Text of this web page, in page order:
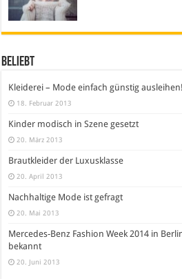
Beliebt
Kleiderei – Mode einfach günstig ausleihen!
18. Februar 2013
Kinder modisch in Szene gesetzt
20. März 2013
Brautkleider der Luxusklasse
20. April 2013
Nachhaltige Mode ist gefragt
20. Mai 2013
Mercedes-Benz Fashion Week 2014 in
bekannt
20. Juni 2013